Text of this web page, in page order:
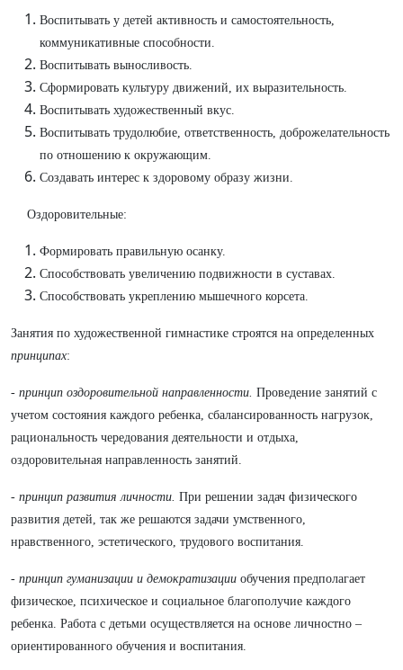
Воспитывать у детей активность и самостоятельность,
коммуникативные способности.
Воспитывать выносливость.
Сформировать культуру движений, их выразительность.
Воспитывать художественный вкус.
Воспитывать трудолюбие, ответственность, доброжелательность
по отношению к окружающим.
Создавать интерес к здоровому образу жизни.
Оздоровительные:
Формировать правильную осанку.
Способствовать увеличению подвижности в суставах.
Способствовать укреплению мышечного корсета.
Занятия по художественной гимнастике строятся на определенных
принципах:
- принцип оздоровительной направленности. Проведение занятий с
учетом состояния каждого ребенка, сбалансированность нагрузок,
рациональность чередования деятельности и отдыха,
оздоровительная направленность занятий.
- принцип развития личности. При решении задач физического
развития детей, так же решаются задачи умственного,
нравственного, эстетического, трудового воспитания.
- принцип гуманизации и демократизации обучения предполагает
физическое, психическое и социальное благополучие каждого
ребенка. Работа с детьми осуществляется на основе личностно –
ориентированного обучения и воспитания.